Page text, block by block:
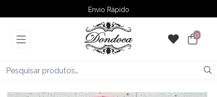
Envio Rápido
➚ Ofertas– Até 60% OFF
0